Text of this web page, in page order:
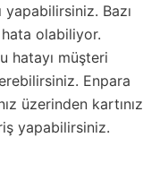
Bazı
hata olabiliyor.
hatayı müşteri
Enpara
üzerinden kartınız
yapabilirsiniz.